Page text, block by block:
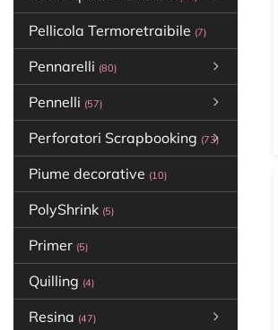
Pellicola Termoretraibile (7)
Pennarelli (80)
Pennelli (57)
Perforatori Scrapbooking (73)
Piume decorative (10)
PolyShrink (5)
Primer (5)
Quilling (4)
Resina (47)